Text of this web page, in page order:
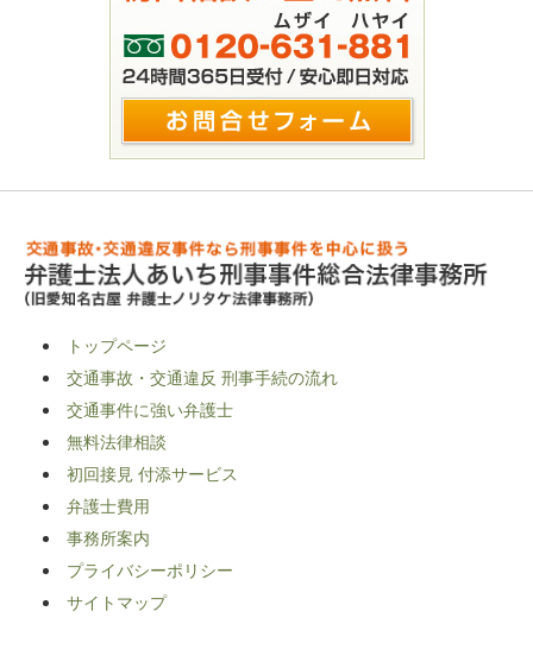
トップページ
交通事故・交通違反 刑事手続の流れ
交通事件に強い弁護士
無料法律相談
初回接見 付添サービス
弁護士費用
事務所案内
プライバシーポリシー
サイトマップ